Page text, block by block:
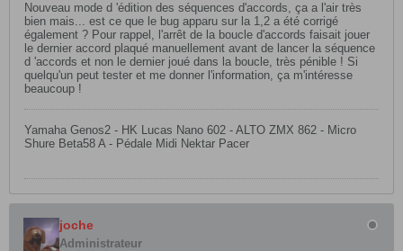
Nouveau mode d 'édition des séquences d'accords, ça a l'air très
bien mais... est ce que le bug apparu sur la 1,2 a été corrigé
également ? Pour rappel, l'arrêt de la boucle d'accords faisait jouer
le dernier accord plaqué manuellement avant de lancer la séquence
d 'accords et non le dernier joué dans la boucle, très pénible ! Si
quelqu'un peut tester et me donner l'information, ça m'intéresse
beaucoup !
Yamaha Genos2 - HK Lucas Nano 602 - ALTO ZMX 862 - Micro
Shure Beta58 A - Pédale Midi Nektar Pacer
joche
Administrateur